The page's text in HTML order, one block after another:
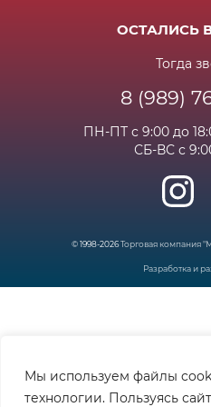
Мы используем файлы
технологии. Пользуясь
Возрат и гарантия
Часто задаваемые
ОСТАЛИСЬ
Тогда
8 (989)
ПН-ПТ с 9:00 до
СБ-ВС с
© 1998-2026Торговая компания
Разработка и